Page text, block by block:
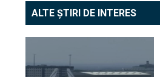
ALTE ȘTIRI DE INTERES